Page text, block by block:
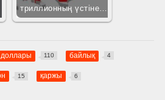
триллионның үстіне…
110 байлық 4
15 қаржы 6